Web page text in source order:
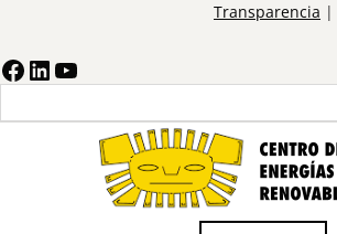
Transparencia |